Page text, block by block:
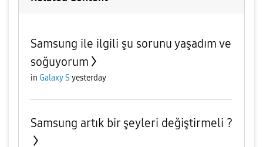
Samsung ile ilgili şu sorunu yaşadım ve
soğuyorum
in Galaxy S yesterday
Samsung artık bir şeyleri değiştirmeli ?